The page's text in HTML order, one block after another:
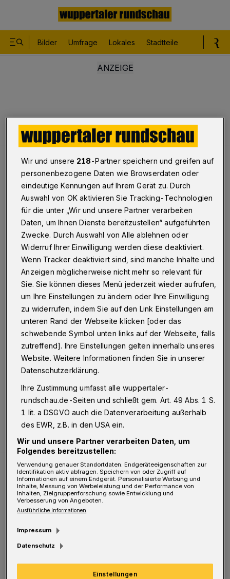
Bilder Umfrage Lokales Stadtteile
Leser Klares Lob für klare Worte
Klares Lob für klare Worte
Betr.: bergischer FOC-Streit / Rundschau-Kommentar
12.07.2019 , 12:18 Uhr Eine Minute Lesezeit
Bravo, Herr Koldehoff! Endlich ein Journalist
mit „Arsch in der Hose”. Vielen Dank!
Bernd Mielenbrink
Meistgelesen Neueste Artikel Zum Thema
Tief hinein in die Wuppertaler Unterwelt
Wir und unsere 218-Partner speichern und greifen auf
personenbezogene Daten wie Browserdaten oder
eindeutige Kennungen auf Ihrem Gerät zu. Durch
Auswahl von OK aktivieren Sie Tracking-Technologien
für die unter „Wir und unsere Partner verarbeiten
Daten, um Ihnen Dienste bereitzustellen“ aufgeführten
Zwecke. Durch Auswahl von Alle ablehnen oder
Widerruf Ihrer Einwilligung werden diese deaktiviert.
Wenn Tracker deaktiviert sind, sind manche Inhalte und
Anzeigen möglicherweise nicht mehr so relevant für
Sie. Sie können dieses Menü jederzeit wieder aufrufen,
um Ihre Einstellungen zu ändern oder Ihre Einwilligung
zu widerrufen, indem Sie auf den Link Einstellungen am
unteren Rand der Webseite klicken [oder das
schwebende Symbol unten links auf der Webseite, falls
zutreffend]. Ihre Einstellungen gelten innerhalb unseres
Website. Weitere Informationen finden Sie in unserer
Datenschutzerklärung.
Ihre Zustimmung umfasst alle wuppertaler-
rundschau.de-Seiten und schließt gem. Art. 49 Abs. 1 S.
1 lit. a DSGVO auch die Datenverarbeitung außerhalb
des EWR, z.B. in den USA ein.
Wir und unsere Partner verarbeiten Daten, um
Folgendes bereitzustellen:
Verwendung genauer Standortdaten. Endgeräteeigenschaften zur
Identifikation aktiv abfragen. Speichern von oder Zugriff auf
Informationen auf einem Endgerät. Personalisierte Werbung und
Inhalte, Messung von Werbeleistung und der Performance von
Inhalten, Zielgruppenforschung sowie Entwicklung und
Verbesserung von Angeboten.
Ausführliche Informationen
Impressum
Datenschutz
Einstellungen